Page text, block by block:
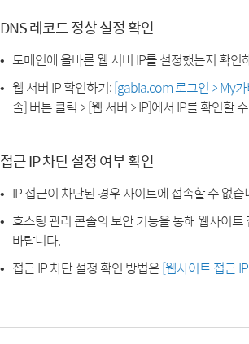
DNS 레코드 정상 설정 확인
도메인에 올바른 웹 서버 IP를 설정했는지 확인
웹 서버 IP 확인하기:[gabia.com 로그인 > My
솔] 버튼 클릭 > [웹 서버 > IP]에서 IP를 확인할
접근 IP 차단 설정 여부 확인
IP 접근이 차단된 경우 사이트에 접속할 수 없습
호스팅 관리 콘솔의 보안 기능을 통해 웹사이
바랍니다.
접근 IP 차단 설정 확인 방법은[웹사이트 접근